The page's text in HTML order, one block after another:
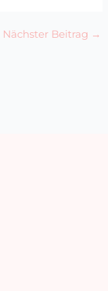
Nächster Beitrag →